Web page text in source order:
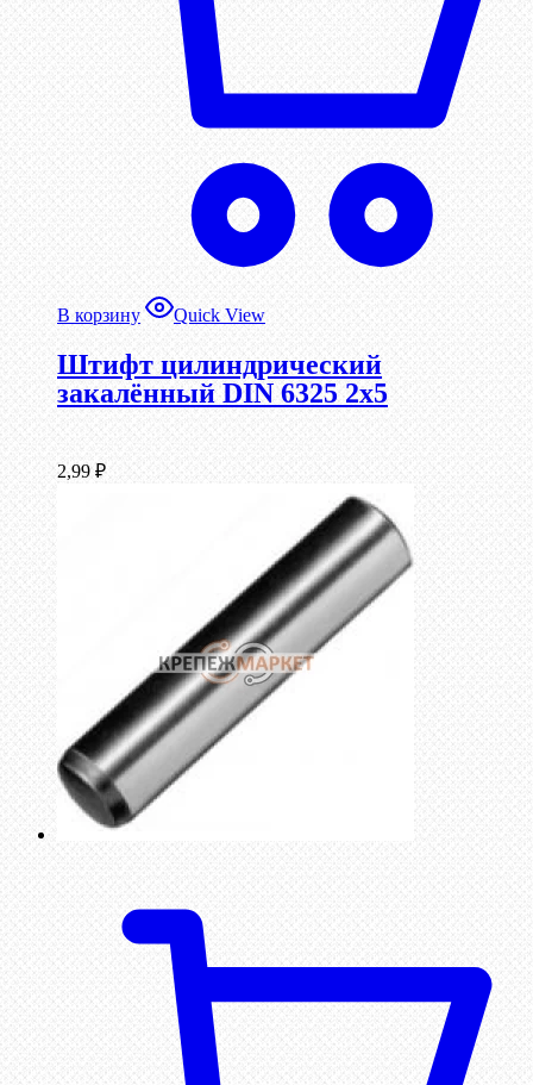
В корзину Quick View
Штифт цилиндрический
закалённый DIN 6325 2х5
2,99 ₽